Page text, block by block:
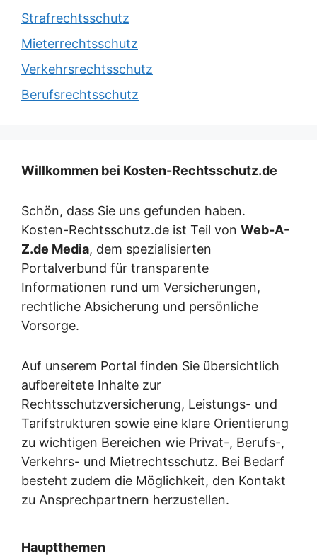
Strafrechtsschutz
Mieterrechtsschutz
Verkehrsrechtsschutz
Berufsrechtsschutz
Willkommen bei Kosten-Rechtsschutz.de
Schön, dass Sie uns gefunden haben.
Kosten-Rechtsschutz.de ist Teil von Web-A-
Z.de Media, dem spezialisierten
Portalverbund für transparente
Informationen rund um Versicherungen,
rechtliche Absicherung und persönliche
Vorsorge.
Auf unserem Portal finden Sie übersichtlich
aufbereitete Inhalte zur
Rechtsschutzversicherung, Leistungs- und
Tarifstrukturen sowie eine klare Orientierung
zu wichtigen Bereichen wie Privat-, Berufs-,
Verkehrs- und Mietrechtsschutz. Bei Bedarf
besteht zudem die Möglichkeit, den Kontakt
zu Ansprechpartnern herzustellen.
Hauptthemen